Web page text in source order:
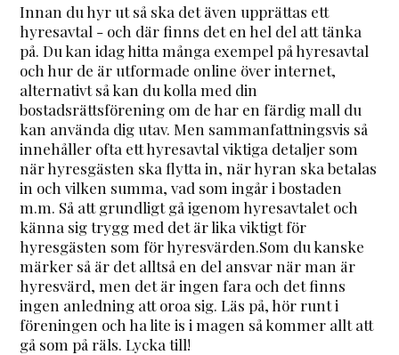
Innan du hyr ut så ska det även upprättas ett
hyresavtal - och där finns det en hel del att tänka
på. Du kan idag hitta många exempel på hyresavtal
och hur de är utformade online över internet,
alternativt så kan du kolla med din
bostadsrättsförening om de har en färdig mall du
kan använda dig utav. Men sammanfattningsvis så
innehåller ofta ett hyresavtal viktiga detaljer som
när hyresgästen ska flytta in, när hyran ska betalas
in och vilken summa, vad som ingår i bostaden
m.m. Så att grundligt gå igenom hyresavtalet och
känna sig trygg med det är lika viktigt för
hyresgästen som för hyresvärden.Som du kanske
märker så är det alltså en del ansvar när man är
hyresvärd, men det är ingen fara och det finns
ingen anledning att oroa sig. Läs på, hör runt i
föreningen och ha lite is i magen så kommer allt att
gå som på räls. Lycka till!